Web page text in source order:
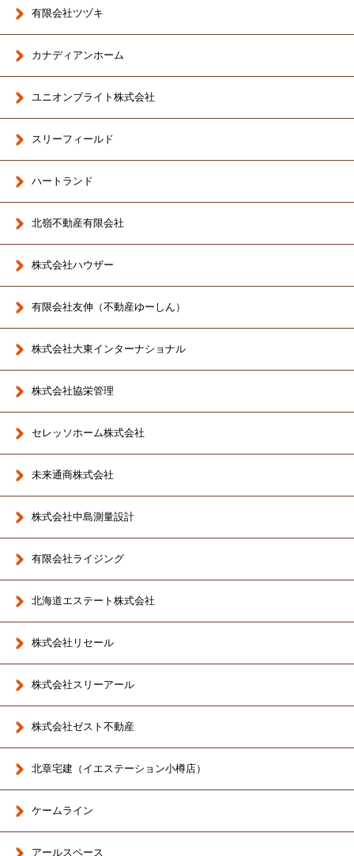
有限会社ツヅキ
カナディアンホーム
ユニオンブライト株式会社
スリーフィールド
ハートランド
北嶺不動産有限会社
株式会社ハウザー
有限会社友伸（不動産ゆーしん）
株式会社大東インターナショナル
株式会社協栄管理
セレッソホーム株式会社
未来通商株式会社
株式会社中島測量設計
有限会社ライジング
北海道エステート株式会社
株式会社リセール
株式会社スリーアール
株式会社ゼスト不動産
北章宅建（イエステーション小樽店）
ケームライン
アールスペース